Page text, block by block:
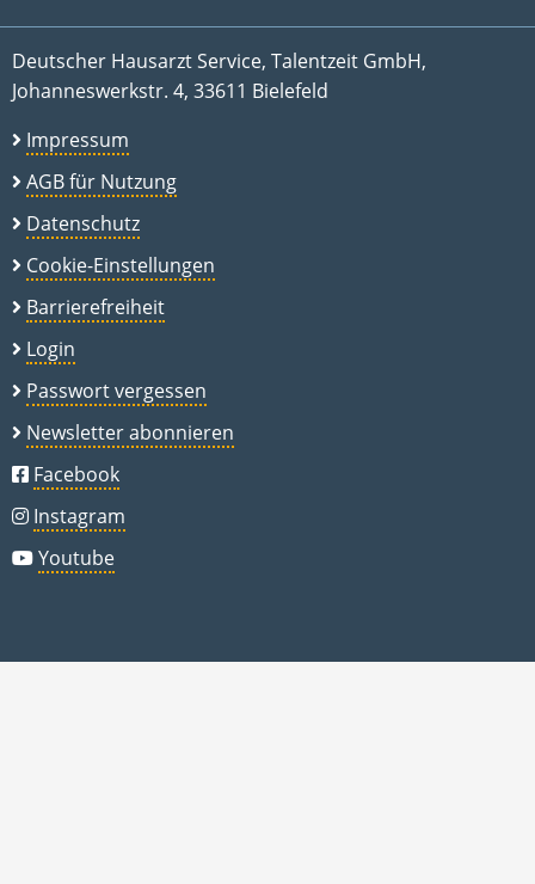
Deutscher Hausarzt Service, Talentzeit GmbH,
Johanneswerkstr. 4, 33611 Bielefeld
Impressum
AGB für Nutzung
Datenschutz
Cookie-Einstellungen
Barrierefreiheit
Login
Passwort vergessen
Newsletter abonnieren
Facebook
Instagram
Youtube